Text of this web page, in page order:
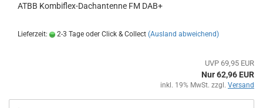
ATBB Kombiflex-Dachantenne FM DAB+
Lieferzeit: 2-3 Tage oder Click & Collect (Ausland abweichend)
UVP 69,95 EUR
Nur 62,96 EUR
inkl. 19% MwSt. zzgl. Versand